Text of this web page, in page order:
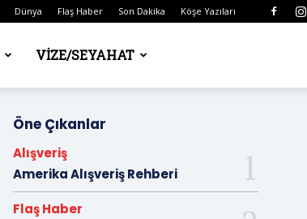
Dünya Flaş Haber Son Dakika Köşe Yazıları
VIZE/SEYAHAT
Öne Çıkanlar
Alışveriş
Amerika Alışveriş Rehberi
Flaş Haber